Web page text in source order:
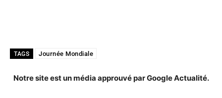
TAGS Journée Mondiale
Notre site est un média approuvé par Google Actualité.